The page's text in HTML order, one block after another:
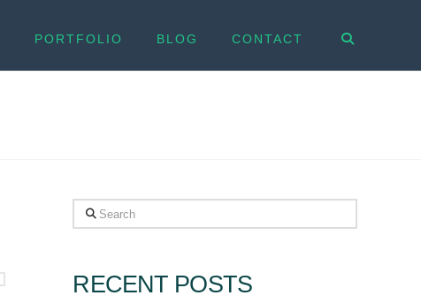
PORTFOLIO BLOG CONTACT
Search
RECENT POSTS